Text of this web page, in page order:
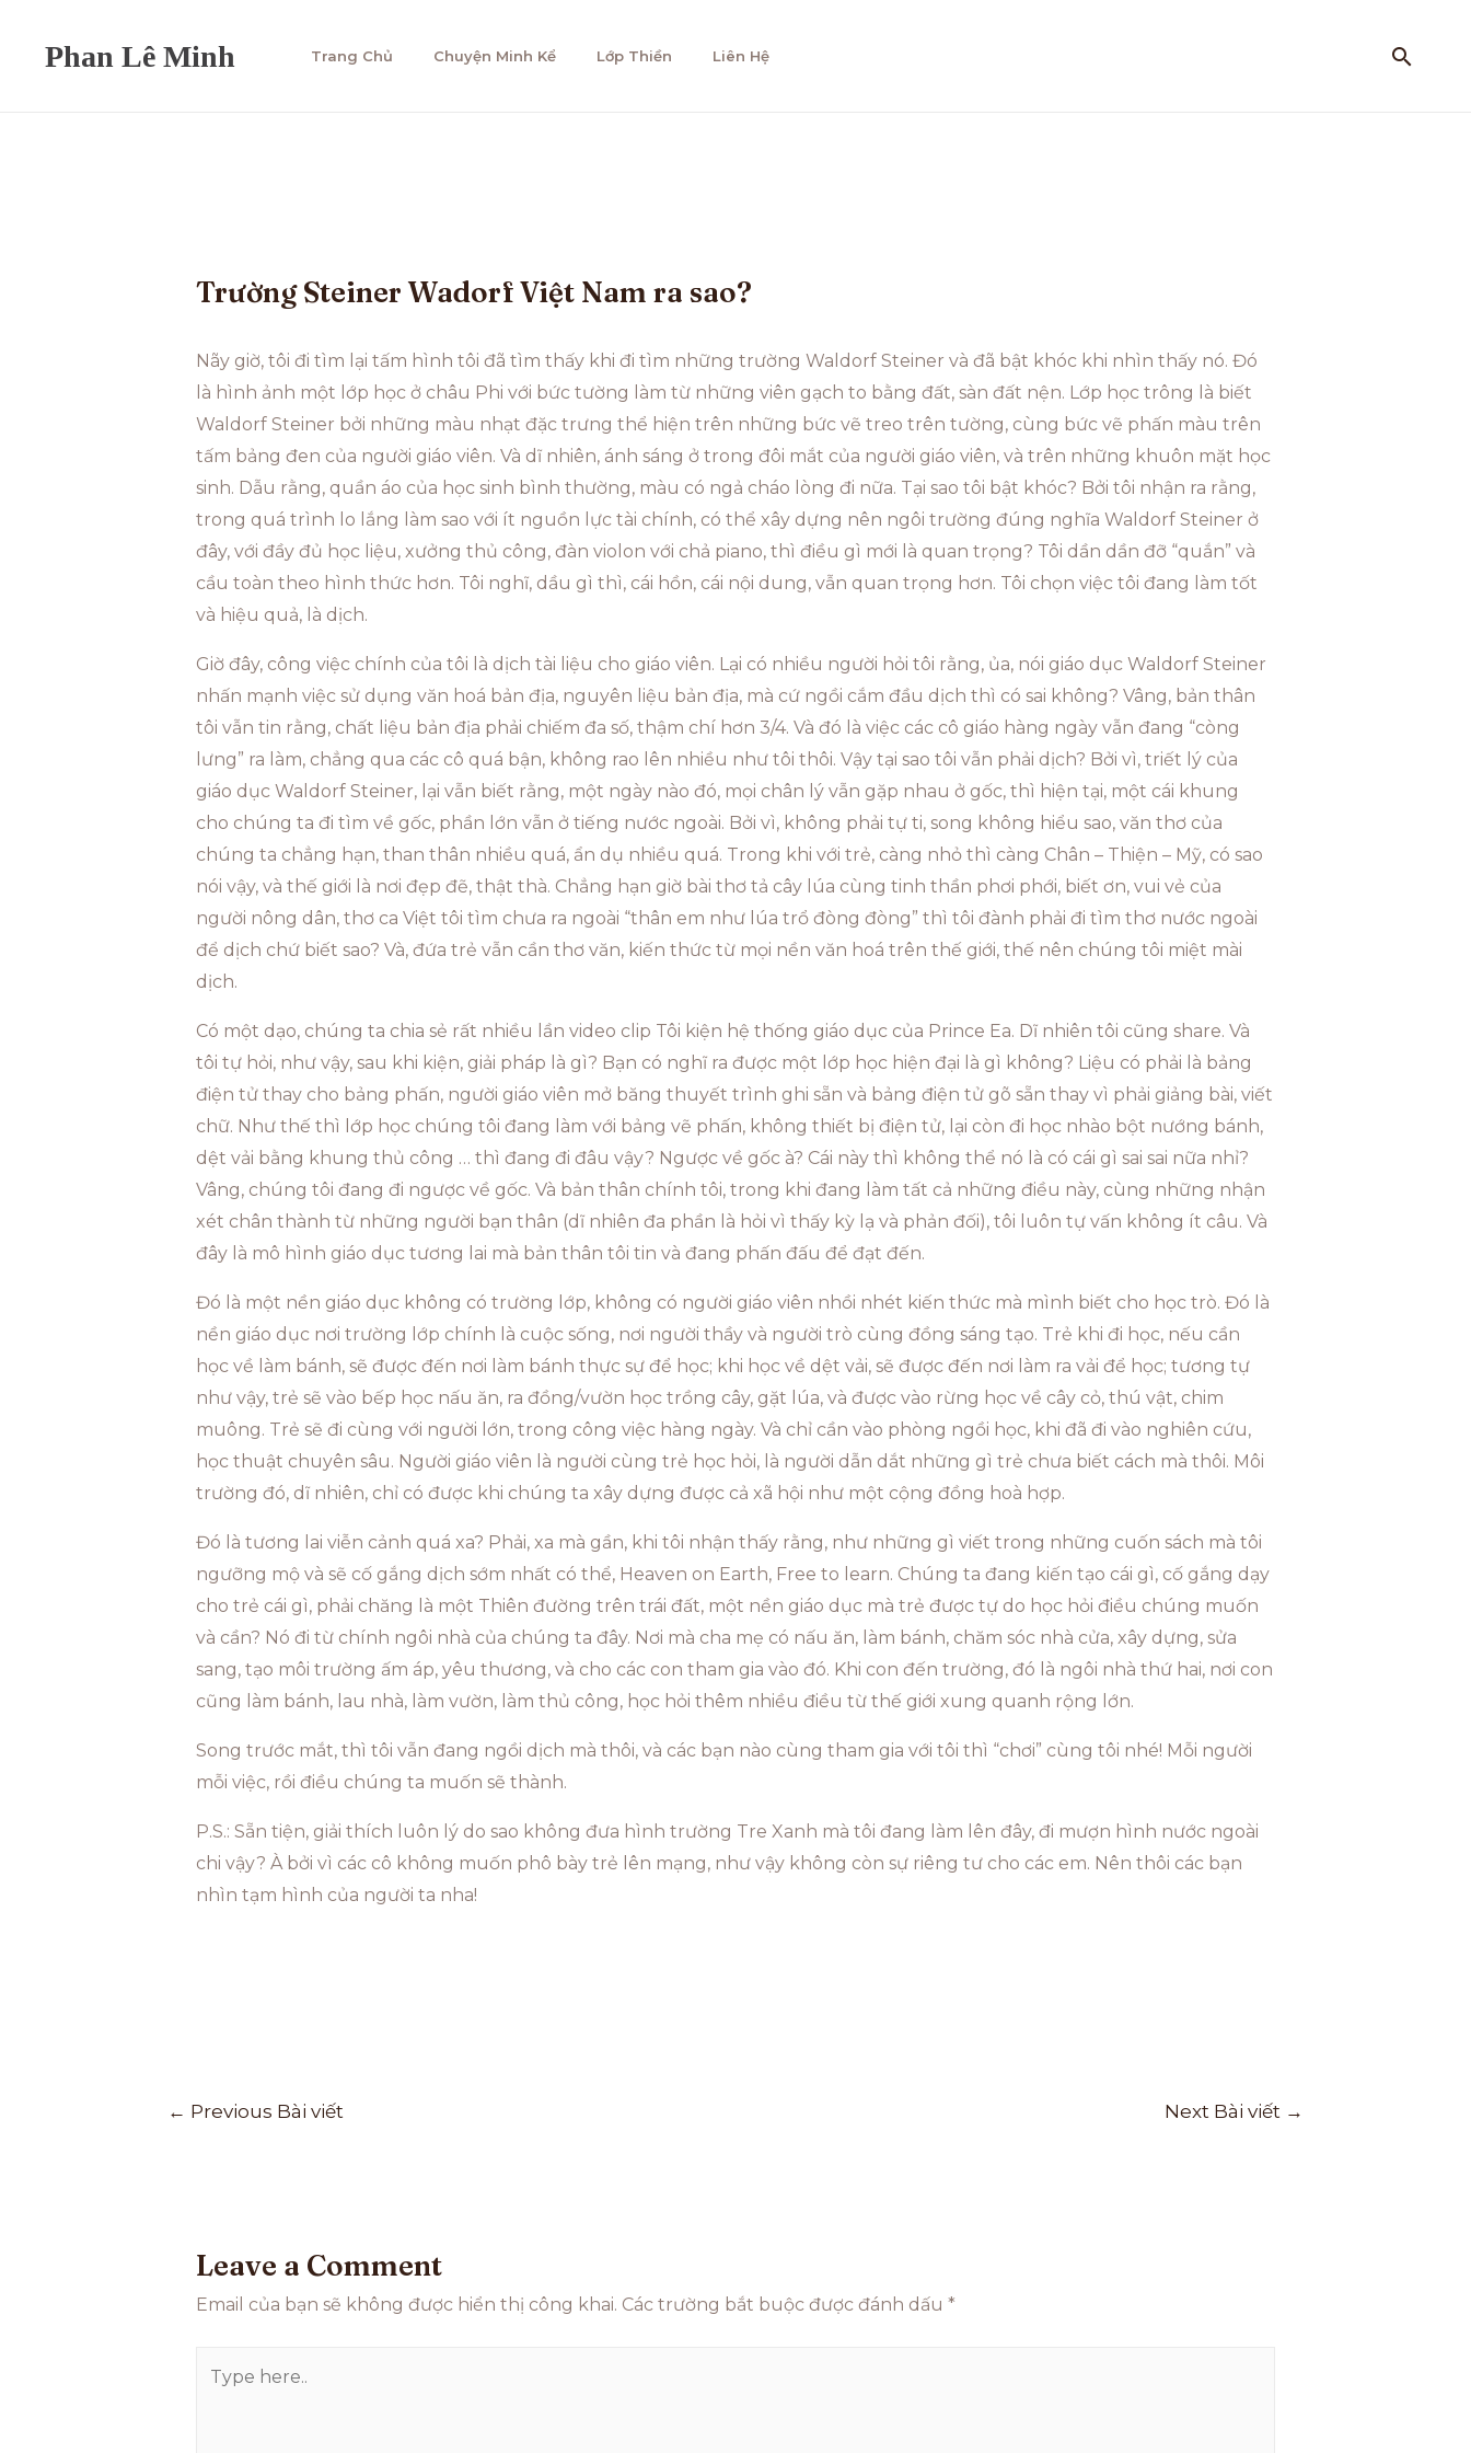
Trang Chủ Chuyện Minh Kể Lớp Thiền Liên Hệ
Trường Steiner Wadorf Việt Nam ra sao?
Nãy giờ, tôi đi tìm lại tấm hình tôi đã tìm thấy khi đi tìm những trường Waldorf Steiner và đã bật khóc khi nhìn thấy nó. Đó
là hình ảnh một lớp học ở châu Phi với bức tường làm từ những viên gạch to bằng đất, sàn đất nện. Lớp học trông là biết
Waldorf Steiner bởi những màu nhạt đặc trưng thể hiện trên những bức vẽ treo trên tường, cùng bức vẽ phấn màu trên
tấm bảng đen của người giáo viên. Và dĩ nhiên, ánh sáng ở trong đôi mắt của người giáo viên, và trên những khuôn mặt học
sinh. Dẫu rằng, quần áo của học sinh bình thường, màu có ngả cháo lòng đi nữa. Tại sao tôi bật khóc? Bởi tôi nhận ra rằng,
trong quá trình lo lắng làm sao với ít nguồn lực tài chính, có thể xây dựng nên ngôi trường đúng nghĩa Waldorf Steiner ở
đây, với đầy đủ học liệu, xưởng thủ công, đàn violon với chả piano, thì điều gì mới là quan trọng? Tôi dần dần đỡ “quắn” và
cầu toàn theo hình thức hơn. Tôi nghĩ, dầu gì thì, cái hồn, cái nội dung, vẫn quan trọng hơn. Tôi chọn việc tôi đang làm tốt
và hiệu quả, là dịch.
Giờ đây, công việc chính của tôi là dịch tài liệu cho giáo viên. Lại có nhiều người hỏi tôi rằng, ủa, nói giáo dục Waldorf Steiner
nhấn mạnh việc sử dụng văn hoá bản địa, nguyên liệu bản địa, mà cứ ngồi cắm đầu dịch thì có sai không? Vâng, bản thân
tôi vẫn tin rằng, chất liệu bản địa phải chiếm đa số, thậm chí hơn 3/4. Và đó là việc các cô giáo hàng ngày vẫn đang “còng
lưng” ra làm, chẳng qua các cô quá bận, không rao lên nhiều như tôi thôi. Vậy tại sao tôi vẫn phải dịch? Bởi vì, triết lý của
giáo dục Waldorf Steiner, lại vẫn biết rằng, một ngày nào đó, mọi chân lý vẫn gặp nhau ở gốc, thì hiện tại, một cái khung
cho chúng ta đi tìm về gốc, phần lớn vẫn ở tiếng nước ngoài. Bởi vì, không phải tự ti, song không hiểu sao, văn thơ của
chúng ta chẳng hạn, than thân nhiều quá, ẩn dụ nhiều quá. Trong khi với trẻ, càng nhỏ thì càng Chân – Thiện – Mỹ, có sao
nói vậy, và thế giới là nơi đẹp đẽ, thật thà. Chẳng hạn giờ bài thơ tả cây lúa cùng tinh thần phơi phới, biết ơn, vui vẻ của
người nông dân, thơ ca Việt tôi tìm chưa ra ngoài “thân em như lúa trổ đòng đòng” thì tôi đành phải đi tìm thơ nước ngoài
để dịch chứ biết sao? Và, đứa trẻ vẫn cần thơ văn, kiến thức từ mọi nền văn hoá trên thế giới, thế nên chúng tôi miệt mài
dịch.
Có một dạo, chúng ta chia sẻ rất nhiều lần video clip Tôi kiện hệ thống giáo dục của Prince Ea. Dĩ nhiên tôi cũng share. Và
tôi tự hỏi, như vậy, sau khi kiện, giải pháp là gì? Bạn có nghĩ ra được một lớp học hiện đại là gì không? Liệu có phải là bảng
điện tử thay cho bảng phấn, người giáo viên mở băng thuyết trình ghi sẵn và bảng điện tử gõ sẵn thay vì phải giảng bài, viết
chữ. Như thế thì lớp học chúng tôi đang làm với bảng vẽ phấn, không thiết bị điện tử, lại còn đi học nhào bột nướng bánh,
dệt vải bằng khung thủ công … thì đang đi đâu vậy? Ngược về gốc à? Cái này thì không thể nó là có cái gì sai sai nữa nhỉ?
Vâng, chúng tôi đang đi ngược về gốc. Và bản thân chính tôi, trong khi đang làm tất cả những điều này, cùng những nhận
xét chân thành từ những người bạn thân (dĩ nhiên đa phần là hỏi vì thấy kỳ lạ và phản đối), tôi luôn tự vấn không ít câu. Và
đây là mô hình giáo dục tương lai mà bản thân tôi tin và đang phấn đấu để đạt đến.
Đó là một nền giáo dục không có trường lớp, không có người giáo viên nhồi nhét kiến thức mà mình biết cho học trò. Đó là
nền giáo dục nơi trường lớp chính là cuộc sống, nơi người thầy và người trò cùng đồng sáng tạo. Trẻ khi đi học, nếu cần
học về làm bánh, sẽ được đến nơi làm bánh thực sự để học; khi học về dệt vải, sẽ được đến nơi làm ra vải để học; tương tự
như vậy, trẻ sẽ vào bếp học nấu ăn, ra đồng/vườn học trồng cây, gặt lúa, và được vào rừng học về cây cỏ, thú vật, chim
muông. Trẻ sẽ đi cùng với người lớn, trong công việc hàng ngày. Và chỉ cần vào phòng ngồi học, khi đã đi vào nghiên cứu,
học thuật chuyên sâu. Người giáo viên là người cùng trẻ học hỏi, là người dẫn dắt những gì trẻ chưa biết cách mà thôi. Môi
trường đó, dĩ nhiên, chỉ có được khi chúng ta xây dựng được cả xã hội như một cộng đồng hoà hợp.
Đó là tương lai viễn cảnh quá xa? Phải, xa mà gần, khi tôi nhận thấy rằng, như những gì viết trong những cuốn sách mà tôi
ngưỡng mộ và sẽ cố gắng dịch sớm nhất có thể, Heaven on Earth, Free to learn. Chúng ta đang kiến tạo cái gì, cố gắng dạy
cho trẻ cái gì, phải chăng là một Thiên đường trên trái đất, một nền giáo dục mà trẻ được tự do học hỏi điều chúng muốn
và cần? Nó đi từ chính ngôi nhà của chúng ta đây. Nơi mà cha mẹ có nấu ăn, làm bánh, chăm sóc nhà cửa, xây dựng, sửa
sang, tạo môi trường ấm áp, yêu thương, và cho các con tham gia vào đó. Khi con đến trường, đó là ngôi nhà thứ hai, nơi con
cũng làm bánh, lau nhà, làm vườn, làm thủ công, học hỏi thêm nhiều điều từ thế giới xung quanh rộng lớn.
Song trước mắt, thì tôi vẫn đang ngồi dịch mà thôi, và các bạn nào cùng tham gia với tôi thì “chơi” cùng tôi nhé! Mỗi người
mỗi việc, rồi điều chúng ta muốn sẽ thành.
P.S.: Sẵn tiện, giải thích luôn lý do sao không đưa hình trường Tre Xanh mà tôi đang làm lên đây, đi mượn hình nước ngoài
chi vậy? À bởi vì các cô không muốn phô bày trẻ lên mạng, như vậy không còn sự riêng tư cho các em. Nên thôi các bạn
nhìn tạm hình của người ta nha!
← Previous Bài viết Next Bài viết →
Leave a Comment
Email của bạn sẽ không được hiển thị công khai. Các trường bắt buộc được đánh dấu *